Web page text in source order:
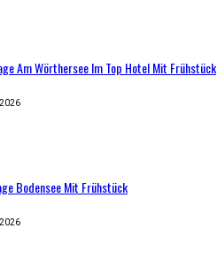
Am Wörthersee Im Top Hotel Mit Frühstück
Bodensee Mit Frühstück